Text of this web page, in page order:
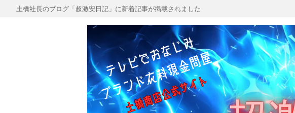
土橋社長のブログ「超激安日記」に新着記事が掲載されました